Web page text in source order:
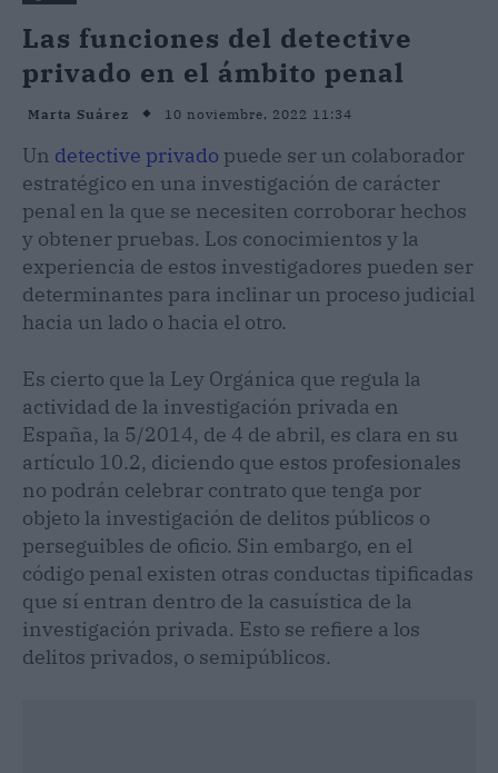
Las funciones del detective
privado en el ámbito penal
Marta Suárez 10 noviembre, 2022 11:34
Un detective privado puede ser un colaborador
estratégico en una investigación de carácter
penal en la que se necesiten corroborar hechos
y obtener pruebas. Los conocimientos y la
experiencia de estos investigadores pueden ser
determinantes para inclinar un proceso judicial
hacia un lado o hacia el otro.
Es cierto que la Ley Orgánica que regula la
actividad de la investigación privada en
España, la 5/2014, de 4 de abril, es clara en su
artículo 10.2, diciendo que estos profesionales
no podrán celebrar contrato que tenga por
objeto la investigación de delitos públicos o
perseguibles de oficio. Sin embargo, en el
código penal existen otras conductas tipificadas
que sí entran dentro de la casuística de la
investigación privada. Esto se refiere a los
delitos privados, o semipúblicos.